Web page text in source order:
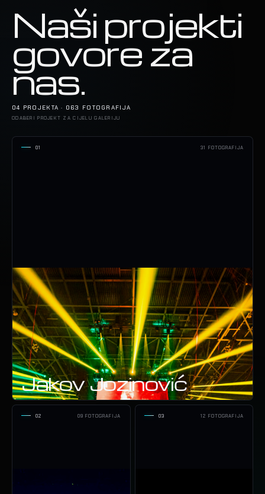
Naši projekti
govore za
nas.
04 PROJEKTA · 063 FOTOGRAFIJA
ODABERI PROJEKT ZA CIJELU GALERIJU
Jakov Jozinović
01 31 FOTOGRAFIJA
02 09 FOTOGRAFIJA 03 12 FOTOGRAFIJA